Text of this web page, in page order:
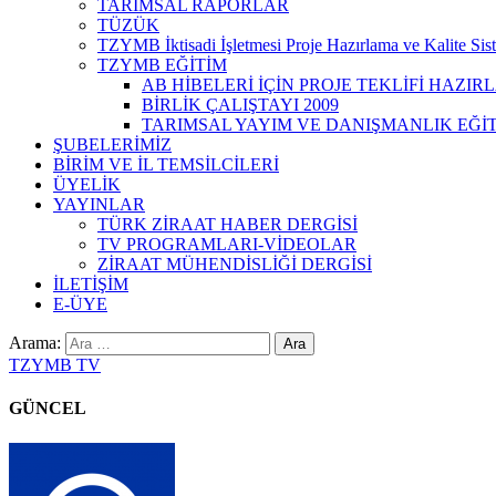
TARIMSAL RAPORLAR
TÜZÜK
TZYMB İktisadi İşletmesi Proje Hazırlama ve Kalite
TZYMB EĞİTİM
AB HİBELERİ İÇİN PROJE TEKLİFİ
BİRLİK ÇALIŞTAYI 2009
TARIMSAL YAYIM VE DANIŞMANLIK
ŞUBELERİMİZ
BİRİM VE İL TEMSİLCİLERİ
ÜYELİK
YAYINLAR
TÜRK ZİRAAT HABER DERGİSİ
TV PROGRAMLARI-VİDEOLAR
ZİRAAT MÜHENDİSLİĞİ DERGİSİ
İLETİŞİM
E-ÜYE
Arama:
TZYMB TV
GÜNCEL